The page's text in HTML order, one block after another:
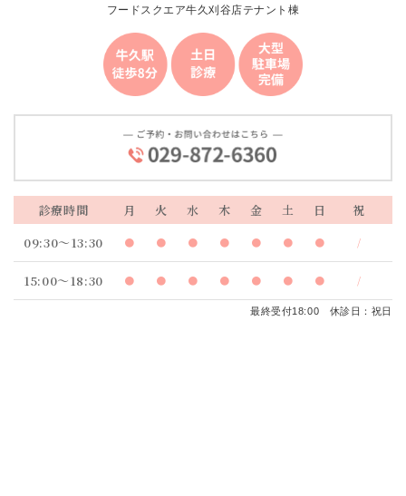
フードスクエア牛久刈谷店テナント棟
診療時間 月 火 水 木 金 土 日
祝
09:30～13:30
● ● ● ● ● ● ● /
15:00～18:30 ● ● ● ● ● ● ● /
最終受付18:00 休診日：祝日